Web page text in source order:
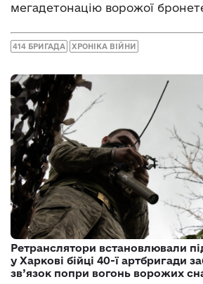
мегадетонацію ворожої
414 БРИГАДА ХРОНІКА ВІЙНИ
Ретранслятори встановлювали
у Харкові бійці 40-ї артбригади
зв’язок попри вогонь ворожих